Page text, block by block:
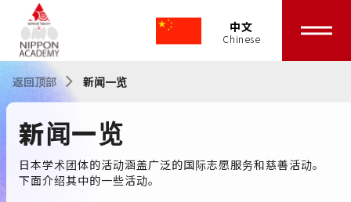
中文
返回顶部 新闻一览
新闻一览
日本学术团体的活动涵盖广泛的国际志愿服务和慈善活动。
下面介绍其中的一些活动。